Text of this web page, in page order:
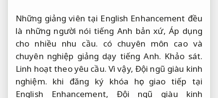
Những giảng viên tại English Enhancement đều
là những người nói tiếng Anh bản xứ,Áp dụng
cho nhiều nhu cầu. có chuyên môn cao và
chuyên nghiệp giảng dạy tiếng Anh. Khảo sát.
Linh hoạt theo yêu cầu. Vì vậy, Đội ngũ giàu kinh
nghiệm. khi đăng ký khóa học giao tiếp tại
English Enhancement, Đội ngũ giàu kinh